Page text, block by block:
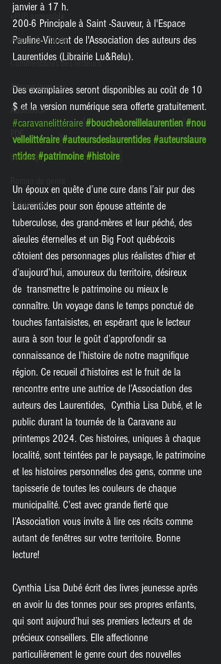
ePUB accessible
Autour de Maude
Commentaires des lecteurs
Albums jeunesse
Audiobook
PDF
Services
Événement
janvier à 17 h.
200-6 Principale à Saint -Sauveur, à l'Espace
Pauline-Vincent de l'Association des auteurs des
Laurentides (Librairie Lu&Relu).
Des exemplaires seront disponibles au coût de 10
$ et la version numérique sera offerte gratuitement.
#caravanelittéraire #boucheàoreillelaurentien #nou
vellelittéraire #auteursdeslaurentides #auteurslaure
ntides #patrimoine #histoire
Un époux en quête d’une cure dans l’air pur des
Laurentides pour son épouse atteinte de
tuberculose, des grand-mères et leur péché, des
aïeules éternelles et un Big Foot québécois
côtoient des personnages plus réalistes d’hier et
d’aujourd’hui, amoureux du territoire, désireux
de  transmettre le patrimoine ou mieux le
connaître. Un voyage dans le temps ponctué de
touches fantaisistes, en espérant que le lecteur
aura à son tour le goût d’approfondir sa
connaissance de l’histoire de notre magnifique
région. Ce recueil d’histoires est le fruit de la
rencontre entre une autrice de l’Association des
auteurs des Laurentides,  Cynthia Lisa Dubé, et le
public durant la tournée de la Caravane au
printemps 2024. Ces histoires, uniques à chaque
localité, sont teintées par le paysage, le patrimoine
et les histoires personnelles des gens, comme une
tapisserie de toutes les couleurs de chaque
municipalité. C’est avec grande fierté que
l’Association vous invite à lire ces récits comme
autant de fenêtres sur votre territoire. Bonne
lecture!
Cynthia Lisa Dubé écrit des livres jeunesse après
en avoir lu des tonnes pour ses propres enfants,
qui sont aujourd’hui ses premiers lecteurs et de
précieux conseillers. Elle affectionne
particulièrement le genre court des nouvelles